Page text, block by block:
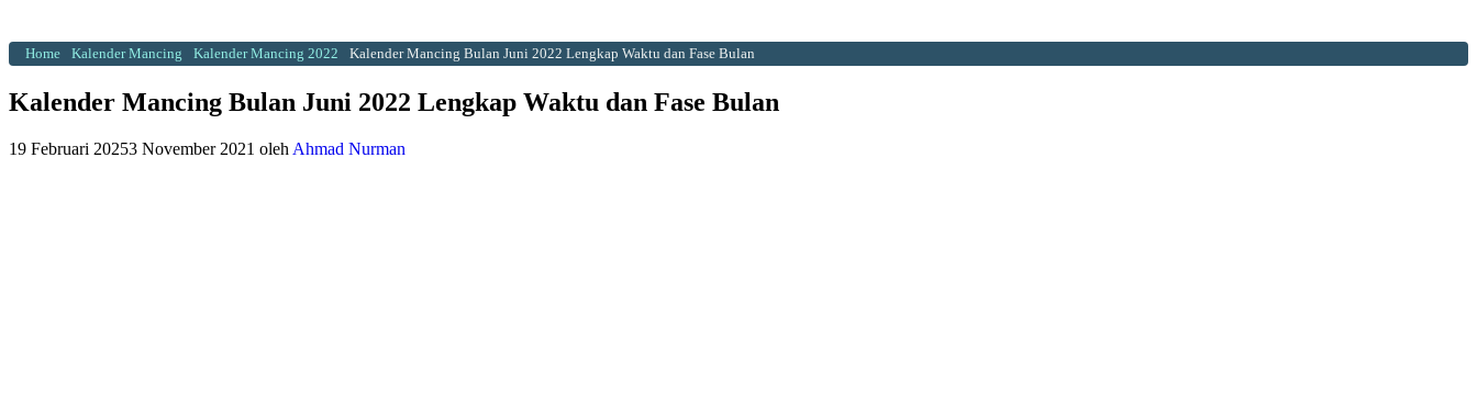
Home Kalender Mancing Kalender Mancing 2022 Kalender Mancing Bulan Juni 2022 Lengkap Waktu dan Fase Bulan
Kalender Mancing Bulan Juni 2022 Lengkap Waktu dan Fase Bulan
19 Februari 20253 November 2021 oleh Ahmad Nurman